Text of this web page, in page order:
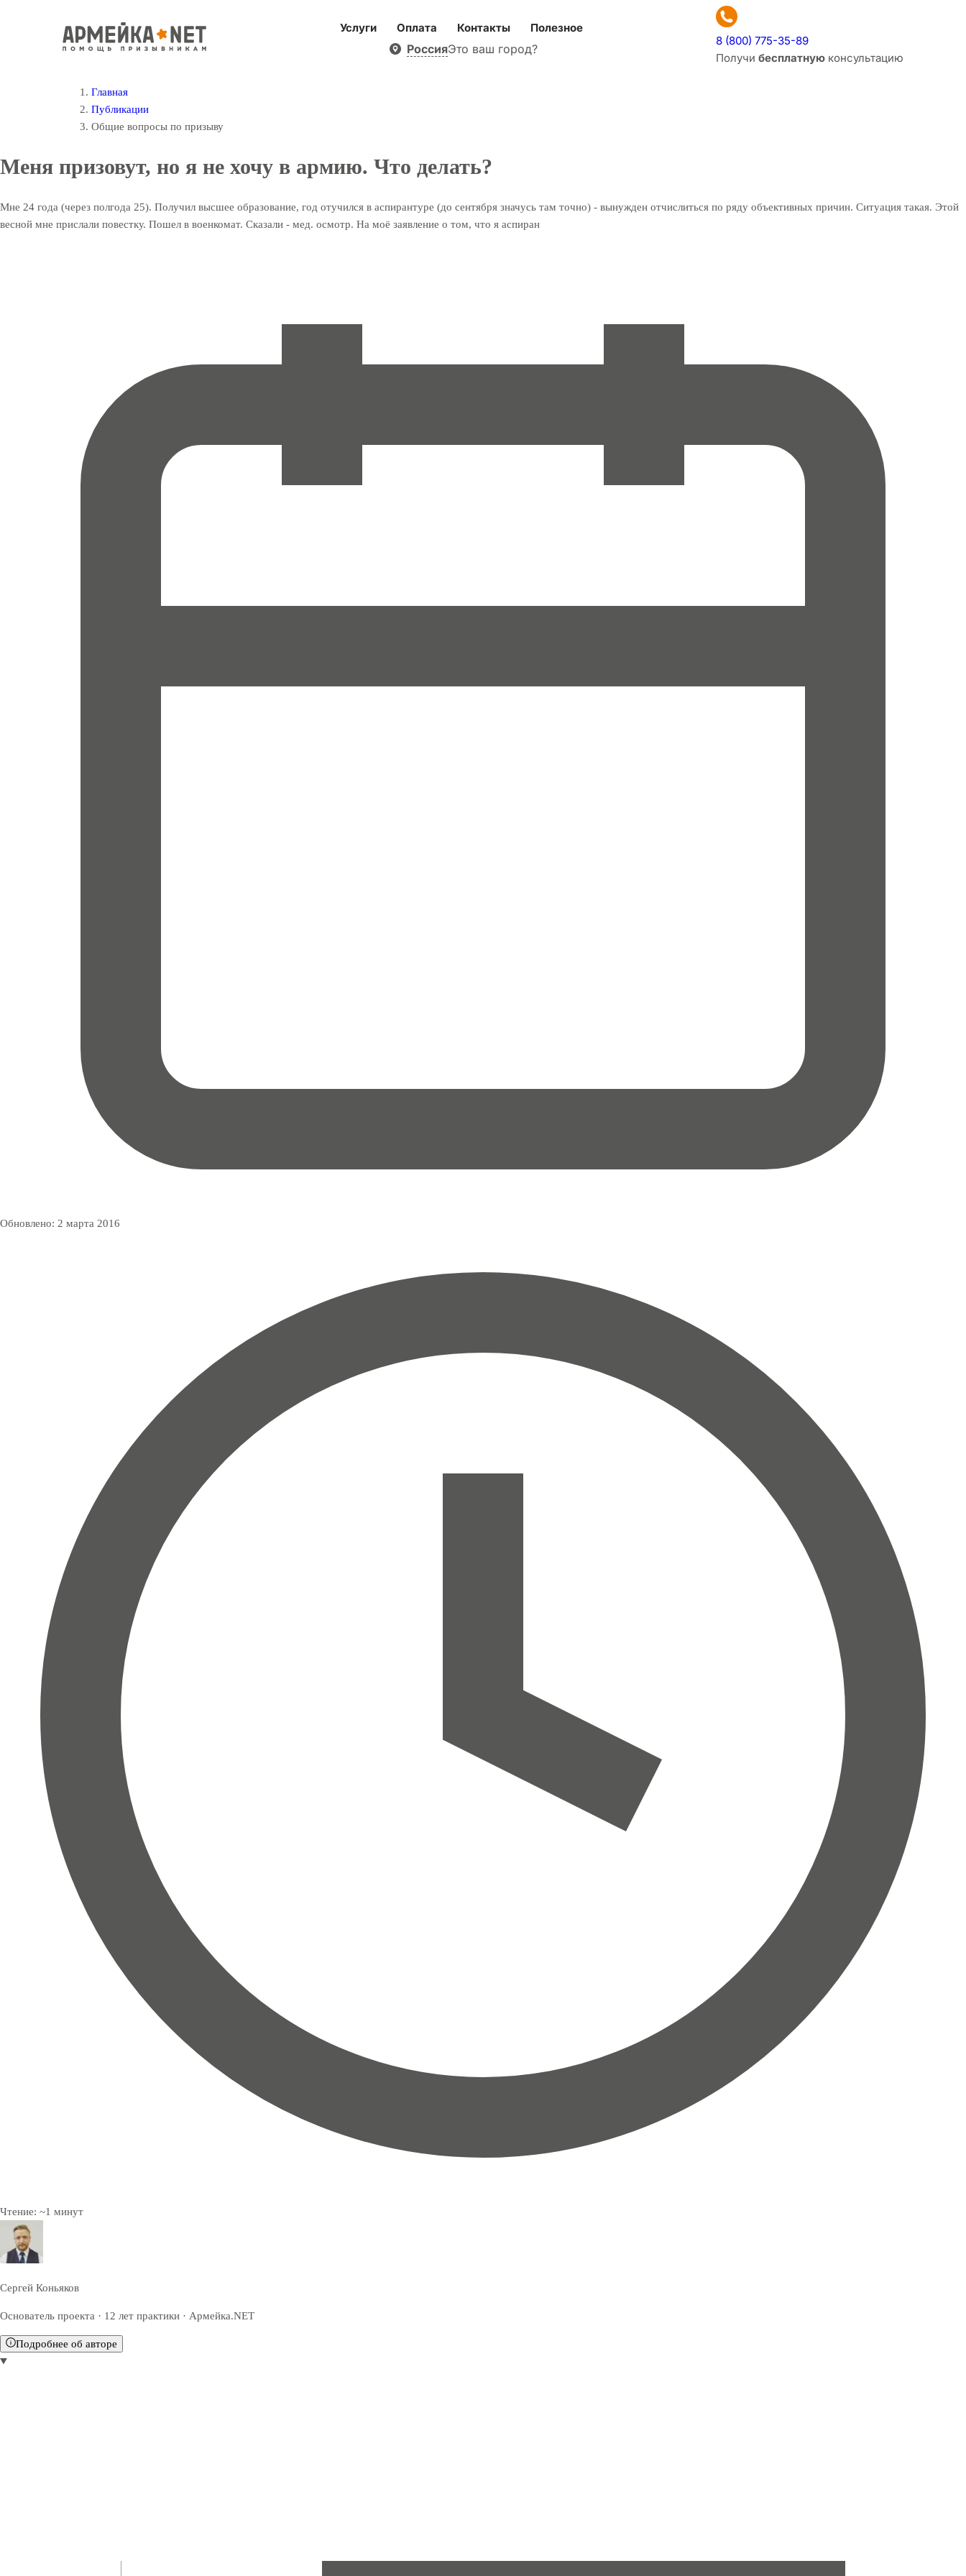
Услуги Оплата Контакты Полезное
РоссияЭто ваш город?
8 (800) 775-35-89
Получи бесплатную консультацию
Главная
Публикации
Общие вопросы по призыву
Меня призовут, но я не хочу в армию. Что делать?
Мне 24 года (через полгода 25). Получил высшее образование, год отучился в аспирантуре (до сентября значусь там точно) - вынужден отчислиться по ряду объективных причин. Ситуация такая. Этой
весной мне прислали повестку. Пошел в военкомат. Сказали - мед. осмотр. На моё заявление о том, что я аспиран
Обновлено: 2 марта 2016
Чтение: ~1 минут
Сергей Коньяков
Основатель проекта · 12 лет практики · Армейка.NET
Подробнее об авторе